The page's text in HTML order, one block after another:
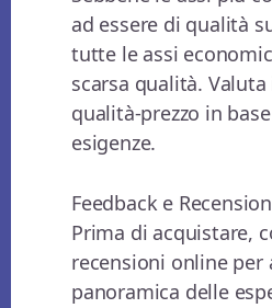
ad essere di qualità
tutte le assi
scarsa qualità.
qualità-prezzo in
esigenze.
Feedback e
Prima di acquistare,
recensioni online per
panoramica delle